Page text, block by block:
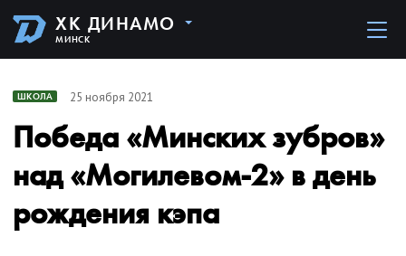
ХК ДИНАМО
МИНСК
ШКОЛА 25 ноября 2021
Победа «Минских зубров»
над «Могилевом-2» в день
рождения кэпа